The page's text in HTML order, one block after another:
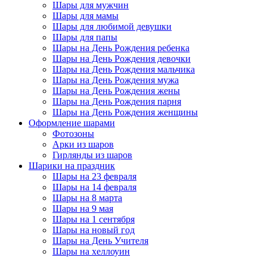
Шары для мужчин
Шары для мамы
Шары для любимой девушки
Шары для папы
Шары на День Рождения ребенка
Шары на День Рождения девочки
Шары на День Рождения мальчика
Шары на День Рождения мужа
Шары на День Рождения жены
Шары на День Рождения парня
Шары на День Рождения женщины
Оформление шарами
Фотозоны
Арки из шаров
Гирлянды из шаров
Шарики на праздник
Шары на 23 февраля
Шары на 14 февраля
Шары на 8 марта
Шары на 9 мая
Шары на 1 сентября
Шары на новый год
Шары на День Учителя
Шары на хеллоуин